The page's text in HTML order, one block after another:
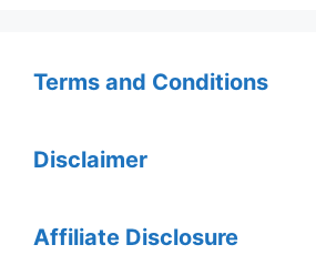
Terms and Conditions
Disclaimer
Affiliate Disclosure